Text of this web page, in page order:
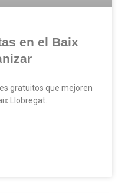
en el Baix
gratuitos que mejoren
Llobregat.